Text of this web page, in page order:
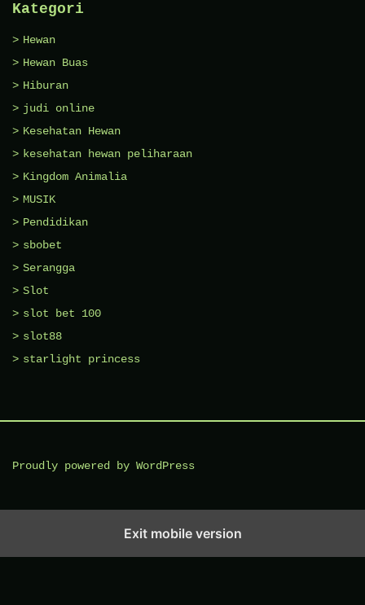
Kategori
Hewan
Hewan Buas
Hiburan
judi online
Kesehatan Hewan
kesehatan hewan peliharaan
Kingdom Animalia
MUSIK
Pendidikan
sbobet
Serangga
Slot
slot bet 100
slot88
starlight princess
Proudly powered by WordPress
Exit mobile version